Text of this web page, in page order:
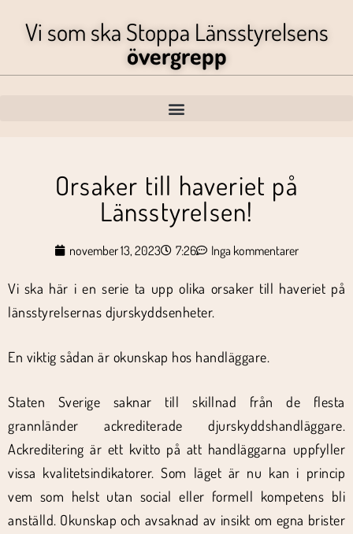
Vi som ska Stoppa Länsstyrelsens
övergrepp
Orsaker till haveriet på
Länsstyrelsen!
november 13, 2023 7:26 Inga kommentarer
Vi ska här i en serie ta upp olika orsaker till haveriet på
länsstyrelsernas djurskyddsenheter.
En viktig sådan är okunskap hos handläggare.
Staten Sverige saknar till skillnad från de flesta
grannländer ackrediterade djurskyddshandläggare.
Ackreditering är ett kvitto på att handläggarna uppfyller
vissa kvalitetsindikatorer. Som läget är nu kan i princip
vem som helst utan social eller formell kompetens bli
anställd. Okunskap och avsaknad av insikt om egna brister